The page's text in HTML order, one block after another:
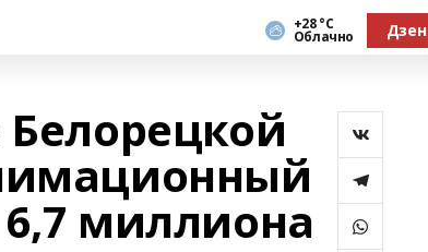
+28 °С
Облачно Дзен
миллиона